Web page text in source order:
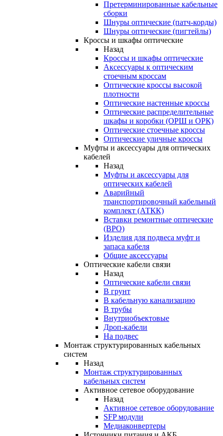
Претерминированные кабельные
сборки
Шнуры оптические (патч-корды)
Шнуры оптические (пигтейлы)
Кроссы и шкафы оптические
Назад
Кроссы и шкафы оптические
Аксессуары к оптическим
стоечным кроссам
Оптические кроссы высокой
плотности
Оптические настенные кроссы
Оптические распределительные
шкафы и коробки (ОРШ и ОРК)
Оптические стоечные кроссы
Оптические уличные кроссы
Муфты и аксессуары для оптических
кабелей
Назад
Муфты и аксессуары для
оптических кабелей
Аварийный
транспортировочный кабельный
комплект (АТКК)
Вставки ремонтные оптические
(ВРО)
Изделия для подвеса муфт и
запаса кабеля
Общие аксессуары
Оптические кабели связи
Назад
Оптические кабели связи
В грунт
В кабельную канализацию
В трубы
Внутриобъектовые
Дроп-кабели
На подвес
Монтаж структурированных кабельных
систем
Назад
Монтаж структурированных
кабельных систем
Активное сетевое оборудование
Назад
Активное сетевое оборудование
SFP модули
Медиаконвертеры